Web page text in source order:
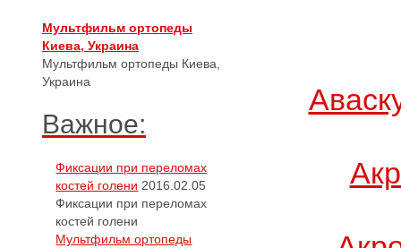
Мультфильм ортопеды
Киева, Украина
Мультфильм ортопеды Киева,
Украина
Важное:
Фиксации при переломах
костей голени 2016.02.05
Фиксации при переломах
костей голени
Мультфильм ортопеды